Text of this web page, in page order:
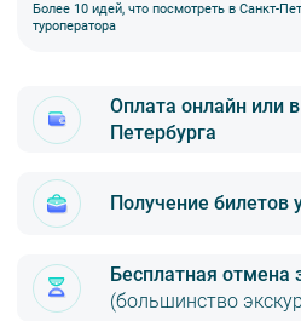
Более 10 идей, что посмотреть в Санкт-
туроператора
Оплата онлайн или
Петербурга
Получение билетов
Бесплатная отмена
(большинство